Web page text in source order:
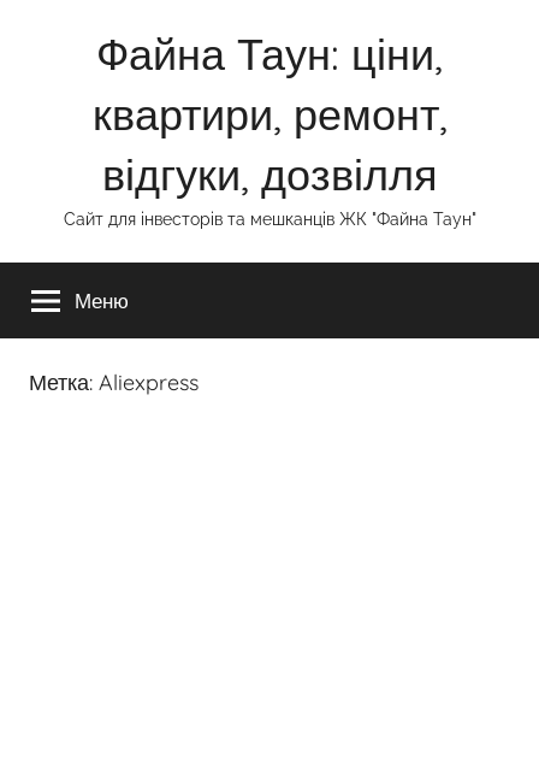
Файна Таун: ціни,
квартири, ремонт,
відгуки, дозвілля
Сайт для інвесторів та мешканців ЖК "Файна Таун"
Меню
Метка: Aliexpress